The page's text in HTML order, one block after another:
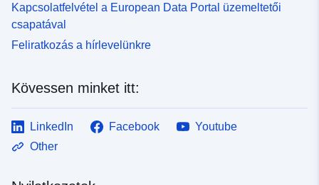
Kapcsolatfelvétel a European Data Portal üzemeltetői
csapatával
Feliratkozás a hírlevelünkre
Kövessen minket itt:
LinkedIn Facebook
Youtube
Other